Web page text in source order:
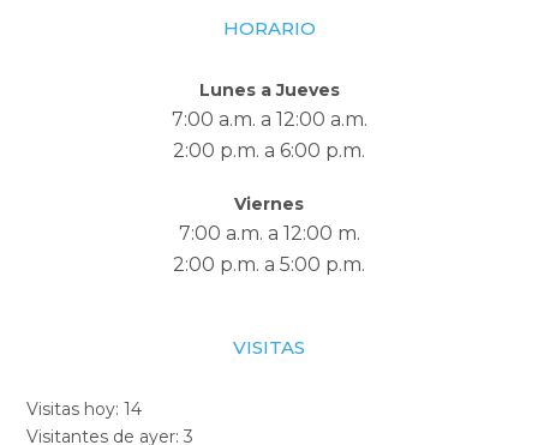
HORARIO
Lunes a Jueves
7:00 a.m. a 12:00 a.m.
2:00 p.m. a 6:00 p.m.
Viernes
7:00 a.m. a 12:00 m.
2:00 p.m. a 5:00 p.m.
VISITAS
Visitas hoy:14
Visitantes de ayer:3